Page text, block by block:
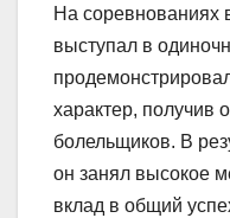
На соревнованиях
выступал в
характер, получив
болельщиков. В
он занял высокое
вклад в общий